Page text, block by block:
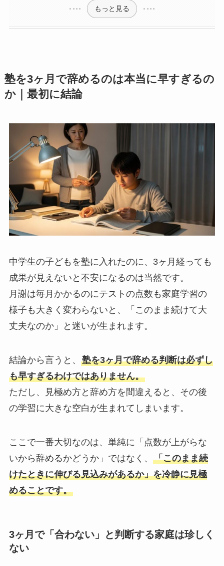
もっと見る
塾を3ヶ月で辞めるのは本当に早すぎるの
か｜最初に結論
中学生の子どもを塾に入れたのに、3ヶ月経っても
成果が見えないと不安になるのは当然です。
月謝は毎月かかるのにテストの点数も家庭学習の
様子も大きく変わらないと、「このまま続けて大
丈夫なのか」と迷いが生まれます。
結論から言うと、 塾を3ヶ月で辞める判断は必ずし
も早すぎるわけではありません。
ただし、見極め方と辞め方を間違えると、その後
の学習に大きな空白が生まれてしまいます。
ここで一番大切なのは、単純に「点数が上がらな
いから辞めるかどうか」ではなく、 「このまま続
けたときに伸びる見込みがあるか」を冷静に見極
めることです。
3ヶ月で「合わない」と判断する家庭は珍しく
ない